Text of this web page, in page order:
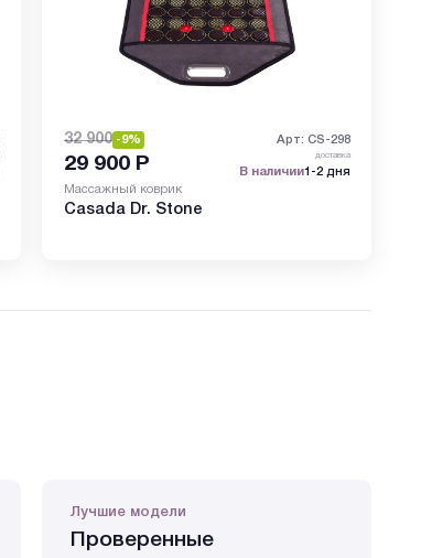
32 900 -9% Арт: CS-298
29 900 Р доставка
В наличии1-2 дня
Массажный коврик
Casada Dr. Stone
Лучшие модели
Проверенные